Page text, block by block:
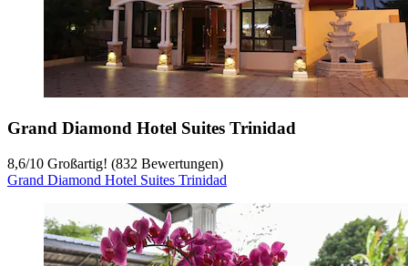
Grand Diamond Hotel Suites Trinidad
8,6/10 Großartig! (832 Bewertungen)
Grand Diamond Hotel Suites Trinidad